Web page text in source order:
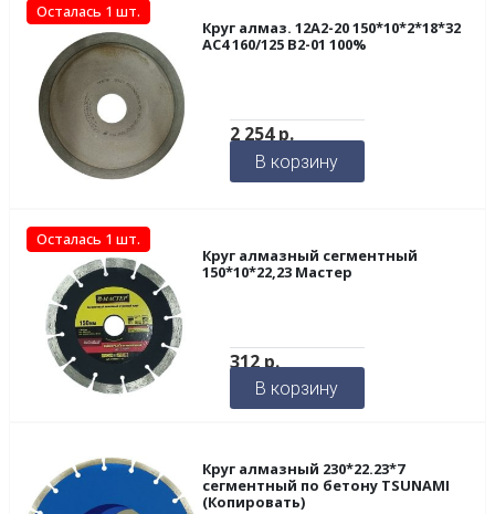
Осталась 1 шт.
Круг алмаз. 12А2-20 150*10*2*18*32
АС4 160/125 В2-01 100%
2 254р.
В корзину
Осталась 1 шт.
Круг алмазный сегментный
150*10*22,23 Мастер
312р.
В корзину
Круг алмазный 230*22.23*7
сегментный по бетону TSUNAMI
(Копировать)